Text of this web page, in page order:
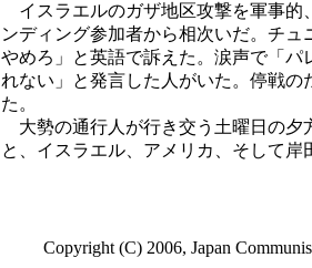
イスラエルのガザ地区攻撃を軍事的
ンディング参加者から相次いだ。チ
やめろ」と英語で訴えた。涙声で「
れない」と発言した人がいた。停戦
た。
大勢の通行人が行き交う土曜日の夕
と、イスラエル、アメリカ、そして
Copyright (C) 2006, Japan